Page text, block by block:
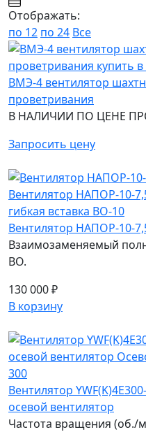
Отображать:
по 12 по 24 Все
ВМЭ-4 вентилятор
проветривания
В НАЛИЧИИ ПО ЦЕНЕ
Запросить цену
Вентилятор НАПОР-10-
Взаимозаменяемый
ВО.
130 000 ₽
В корзину
Вентилятор
осевой вентилятор
Частота вращения (об./